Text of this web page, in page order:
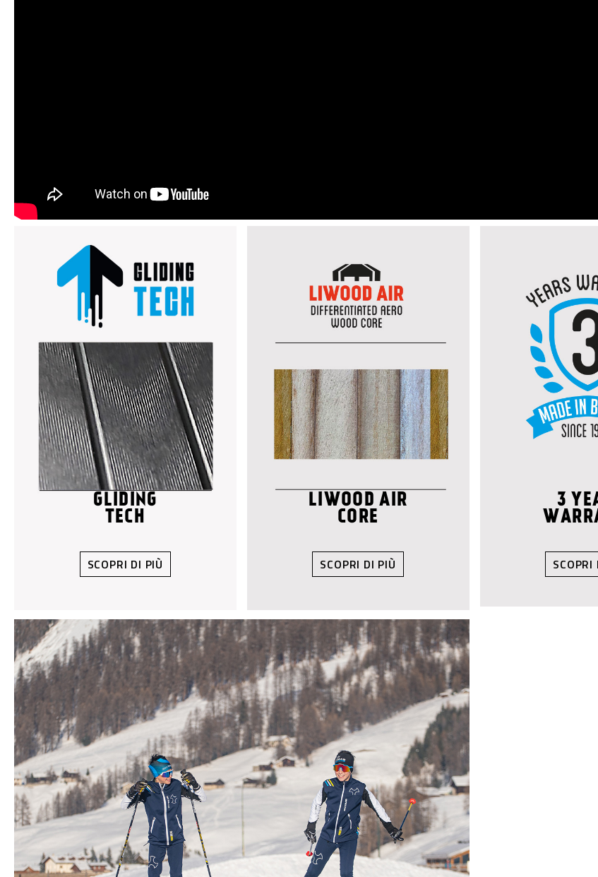
GLIDING
TECH
SCOPRI DI PIÙ
LIWOOD AIR
CORE
SCOPRI DI PIÙ
3
SCOPRI